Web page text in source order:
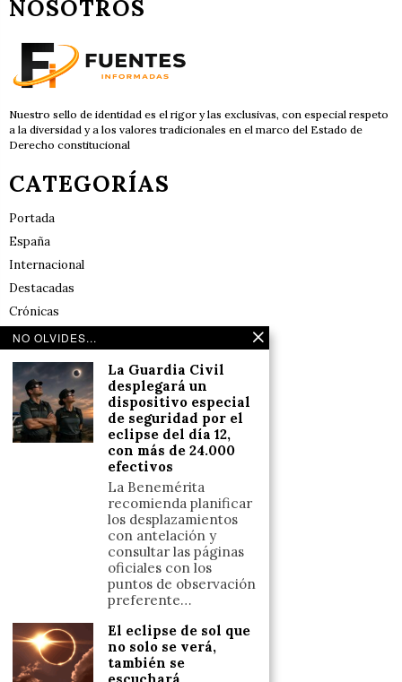
NOSOTROS
Nuestro sello de identidad es el rigor y las exclusivas, con especial respeto
a la diversidad y a los valores tradicionales en el marco del Estado de
Derecho constitucional
CATEGORÍAS
Portada
España
Internacional
Destacadas
Crónicas
Noticias de deportes en España
Reflexiones
LINKS
Política de cookies (UE)
Términos y condiciones
+34633110958
Escríbenos
NO OLVIDES...
La Guardia Civil
desplegará un
dispositivo especial
de seguridad por el
eclipse del día 12,
con más de 24.000
efectivos
La Benemérita
recomienda planificar
los desplazamientos
con antelación y
consultar las páginas
oficiales con los
puntos de observación
preferente…
El eclipse de sol que
no solo se verá,
también se